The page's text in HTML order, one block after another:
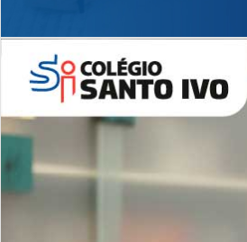
Novidades 2026 High School
EDUCAÇÃO
Inglês todos os